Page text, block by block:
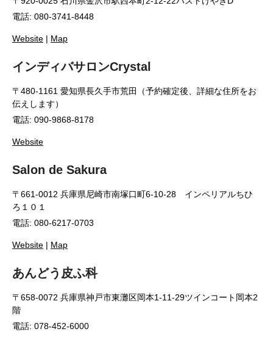
電話: 080-3741-8448
Website | Map
インディバサロンCrystal
〒480-1161 愛知県長久手市荒田（予約確定後、詳細な住所をお
伝えします）
電話: 090-9868-8178
Website
Salon de Sakura
〒661-0012 兵庫県尼崎市南塚口町6-10-28 インペリアルちひ
ろ１０１
電話: 080-6217-0703
Website | Map
あんどう皮ふ科
〒658-0072 兵庫県神戸市東灘区岡本1-11-29ツインコート岡本2
階
電話: 078-452-6000